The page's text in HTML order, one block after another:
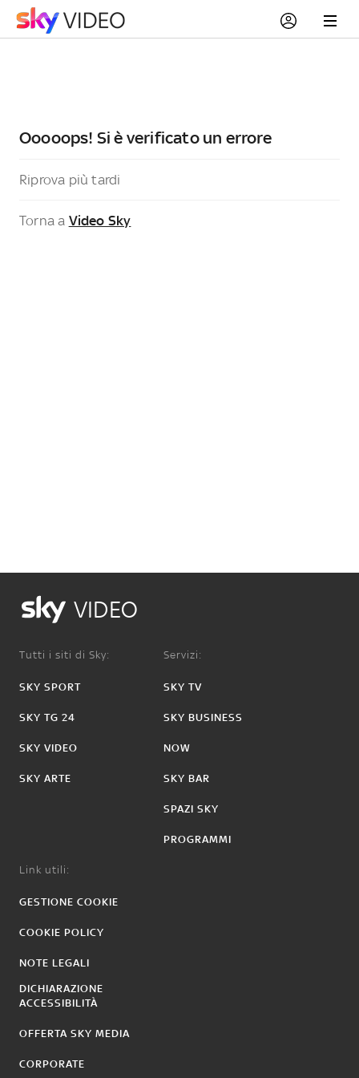
Ooooops! Si è verificato un errore
Riprova più tardi
Torna a Video Sky
VIDEO
Tutti i siti di Sky:
SKY SPORT
SKY TG 24
SKY VIDEO
SKY ARTE
Servizi:
SKY TV
SKY BUSINESS
NOW
SKY BAR
SPAZI SKY
PROGRAMMI
Link utili:
GESTIONE COOKIE
COOKIE POLICY
NOTE LEGALI
DICHIARAZIONE
ACCESSIBILITÀ
OFFERTA SKY MEDIA
CORPORATE